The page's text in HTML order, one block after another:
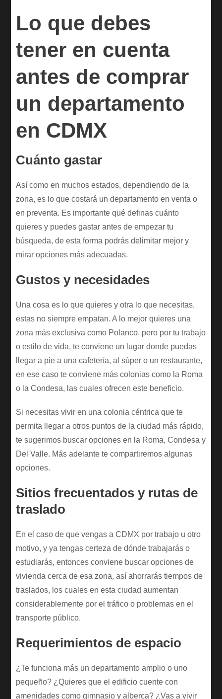
Lo que debes
tener en cuenta
antes de comprar
un departamento
en CDMX
Cuánto gastar
Así como en muchos estados, dependiendo de la
zona, es lo que costará un departamento en venta o
en preventa. Es importante qué definas cuánto
quieres y puedes gastar antes de empezar tu
búsqueda, de esta forma podrás delimitar mejor y
mirar opciones más adecuadas.
Gustos y necesidades
Una cosa es lo que quieres y otra lo que necesitas,
estas no siempre empatan. A lo mejor quieres una
zona más exclusiva como Polanco, pero por tu trabajo
o estilo de vida, te conviene un lugar donde puedas
llegar a pie a una cafetería, al súper o un restaurante,
en ese caso te conviene más colonias como la Roma
o la Condesa, las cuales ofrecen este beneficio.
Si necesitas vivir en una colonia céntrica que te
permita llegar a otros puntos de la ciudad más rápido,
te sugerimos buscar opciones en la Roma, Condesa y
Del Valle. Más adelante te compartiremos algunas
opciones.
Sitios frecuentados y rutas de
traslado
En el caso de que vengas a CDMX por trabajo u otro
motivo, y ya tengas certeza de dónde trabajarás o
estudiarás, entonces conviene buscar opciones de
vivienda cerca de esa zona, así ahorrarás tiempos de
traslados, los cuales en esta ciudad aumentan
considerablemente por el tráfico o problemas en el
transporte público.
Requerimientos de espacio
¿Te funciona más un departamento amplio o uno
pequeño? ¿Quieres que el edificio cuente con
amenidades como gimnasio y alberca? ¿Vas a vivir